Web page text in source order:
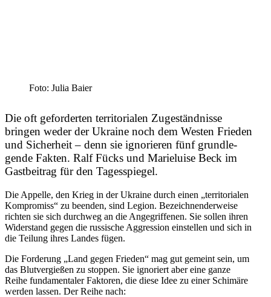
Foto: Julia Baier
Die oft gefor­derten terri­to­rialen Zugeständ­nisse
bringen weder der Ukraine noch dem Westen Frieden
und Sicherheit – denn sie ignorieren fünf grund­le­
gende Fakten. Ralf Fücks und Marie­luise Beck im
Gastbeitrag für den Tagesspiegel.
Die Appelle, den Krieg in der Ukraine durch einen „terri­to­rialen
Kompromiss“ zu beenden, sind Legion. Bezeich­nen­der­weise
richten sie sich durchweg an die Angegrif­fenen. Sie sollen ihren
Wider­stand gegen die russische Aggression einstellen und sich in
die Teilung ihres Landes fügen.
Die Forderung „Land gegen Frieden“ mag gut gemeint sein, um
das Blutver­gießen zu stoppen. Sie ignoriert aber eine ganze
Reihe funda­men­taler Faktoren, die diese Idee zu einer Schimäre
werden lassen. Der Reihe nach: